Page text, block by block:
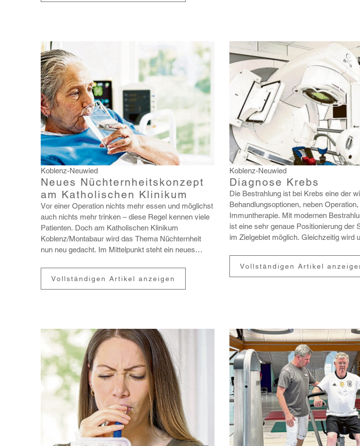
Koblenz-Neuwied
Neues Nüchternheitskonzept
am Katholischen Klinikum
Vor einer Opera­tion nichts mehr essen und möglichst
auch nichts mehr trinken – diese Regel kennen viele
Pati­enten. Doch am Katho­li­schen Klinikum
Koblenz/Monta­baur wird das Thema Nüch­tern­heit
nun neu gedacht. Im Mittel­punkt steht ein neues
Vollständigen Artikel anzeigen
Koblenz-Neuwied
Diagnose Krebs
Die Bestrah­lung ist bei Krebs eine der
Behand­lungs­op­tionen, neben
Immun­the­rapie. Mit modernen
ist eine sehr genaue Posi­tio­nie­rung der
im Ziel­ge­biet möglich. Gleich­zeitig wird
Vollständigen Artikel